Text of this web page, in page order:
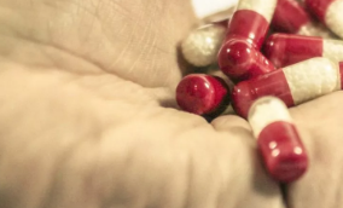
BMW
BIZLIFE
IZJAVA
BIZLIFE
IZJAVA